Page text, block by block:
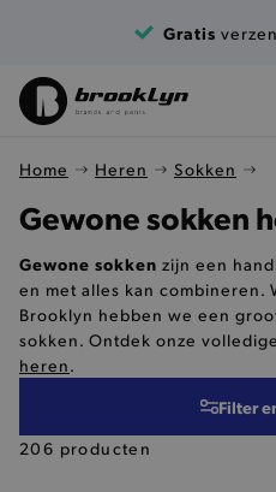
Gratis
Home Heren Sokken
Gewone sokken zijn een
en met alles kan combineren.
Brooklyn hebben we een
sokken. Ontdek onze
heren.
206 producten
Filter
Gewone sokken